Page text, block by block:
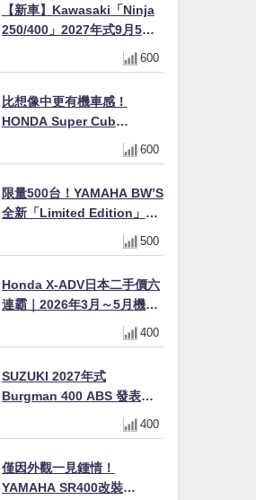
【新車】Kawasaki「Ninja
250/400」2027年式9月5日
日本發售！新塗裝登場×價格
不變×輔助滑動式離合器
600
比想像中更有機車感！
HONDA Super Cub
110【Webike愛車精選】
600
限量500台！YAMAHA BW’S
全新「Limited Edition」都
市探索限定色 GOOPiMADE
聯名包同步登場
500
Honda X-ADV日本二手價六
連霸｜2026年3月～5月機車
轉售排行榜 CBR1000RR-R
FIREBLADE SP首度躋身前
400
SUZUKI 2027年式
Burgman 400 ABS 發表！
8/18日本上市、支援E10汽油
售價98萬100日圓
400
僅因外觀一見鍾情！
YAMAHA SR400改裝